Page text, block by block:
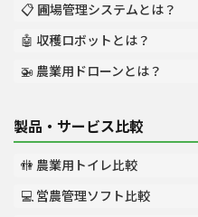
📋 圃場管理システムとは？
🤖 収穫ロボットとは？
🚁 農業用ドローンとは？
製品・サービス比較
🚻 農業用トイレ比較
💻 営農管理ソフト比較